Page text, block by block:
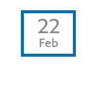
22
Feb